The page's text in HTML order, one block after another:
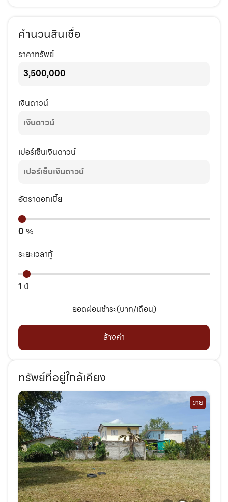
คำนวนสินเชื่อ
ราคาทรัพย์
เงินดาวน์
เปอร์เซ็นเงินดาวน์
อัตราดอกเบี้ย
0 %
ระยะเวลากู้
1 ปี
ยอดผ่อนชำระ(บาท/เดือน)
ล้างค่า
ทรัพย์ที่อยู่ใกล้เคียง
ขาย